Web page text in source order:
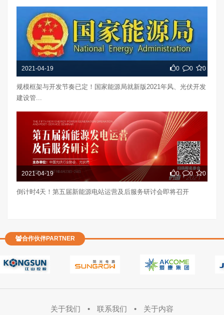
2021-04-19 0 0 0
规模框架与开发节奏已定！国家能源局就新版2021年风、光伏开发
建设管...
2021-04-19 0 0 0
倒计时4天！第五届新能源电站运营及后服务研讨会即将召开
合作伙伴PARTNER
关于我们 • 联系我们 • 关于内容